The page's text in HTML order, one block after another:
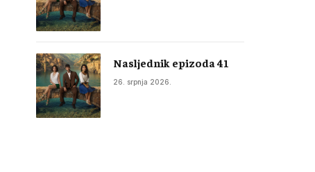
Nasljednik epizoda 41
26. srpnja 2026.